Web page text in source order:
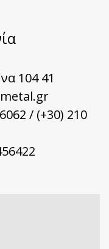
104 41
/ (+30) 210